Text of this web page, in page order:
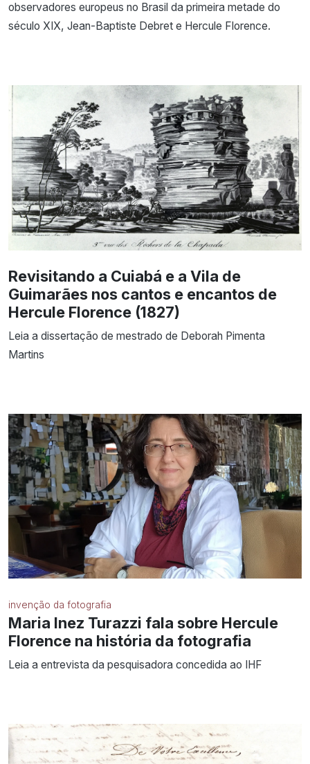
observadores europeus no Brasil da primeira metade do
século XIX, Jean-Baptiste Debret e Hercule Florence.
Revisitando a Cuiabá e a Vila de
Guimarães nos cantos e encantos de
Hercule Florence (1827)
Leia a dissertação de mestrado de Deborah Pimenta
Martins
invenção da fotografia
Maria Inez Turazzi fala sobre Hercule
Florence na história da fotografia
Leia a entrevista da pesquisadora concedida ao IHF